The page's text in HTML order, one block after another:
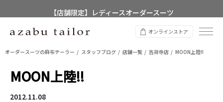
【店舗限定】レディースオーダースーツ
8/12~8/16 夏季休業のお知らせ
オンラインストア
オーダースーツの麻布テーラー スタッフブログ 店舗一覧 吉祥寺店 MOON上陸!!
MOON上陸!!
2012.11.08